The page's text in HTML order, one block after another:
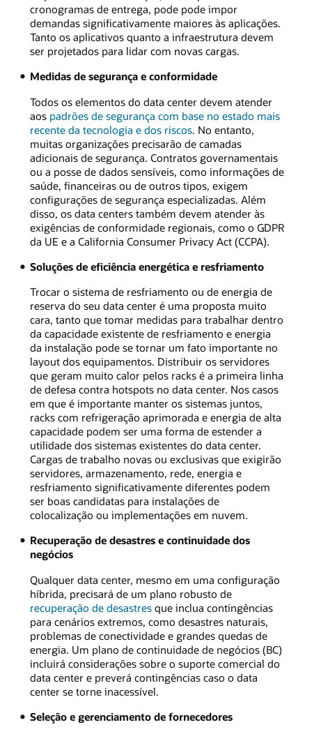
cronogramas de entrega, pode pode impor
demandas significativamente maiores às aplicações.
Tanto os aplicativos quanto a infraestrutura devem
ser projetados para lidar com novas cargas.
Medidas de segurança e conformidade
Todos os elementos do data center devem atender
aos padrões de segurança com base no estado mais
recente da tecnologia e dos riscos. No entanto,
muitas organizações precisarão de camadas
adicionais de segurança. Contratos governamentais
ou a posse de dados sensíveis, como informações de
saúde, financeiras ou de outros tipos, exigem
configurações de segurança especializadas. Além
disso, os data centers também devem atender às
exigências de conformidade regionais, como o GDPR
da UE e a California Consumer Privacy Act (CCPA).
Soluções de eficiência energética e resfriamento
Trocar o sistema de resfriamento ou de energia de
reserva do seu data center é uma proposta muito
cara, tanto que tomar medidas para trabalhar dentro
da capacidade existente de resfriamento e energia
da instalação pode se tornar um fato importante no
layout dos equipamentos. Distribuir os servidores
que geram muito calor pelos racks é a primeira linha
de defesa contra hotspots no data center. Nos casos
em que é importante manter os sistemas juntos,
racks com refrigeração aprimorada e energia de alta
capacidade podem ser uma forma de estender a
utilidade dos sistemas existentes do data center.
Cargas de trabalho novas ou exclusivas que exigirão
servidores, armazenamento, rede, energia e
resfriamento significativamente diferentes podem
ser boas candidatas para instalações de
colocalização ou implementações em nuvem.
Recuperação de desastres e continuidade dos
negócios
Qualquer data center, mesmo em uma configuração
híbrida, precisará de um plano robusto de
recuperação de desastresque inclua contingências
para cenários extremos, como desastres naturais,
problemas de conectividade e grandes quedas de
energia. Um plano de continuidade de negócios (BC)
incluirá considerações sobre o suporte comercial do
data center e preverá contingências caso o data
center se torne inacessível.
Seleção e gerenciamento de fornecedores